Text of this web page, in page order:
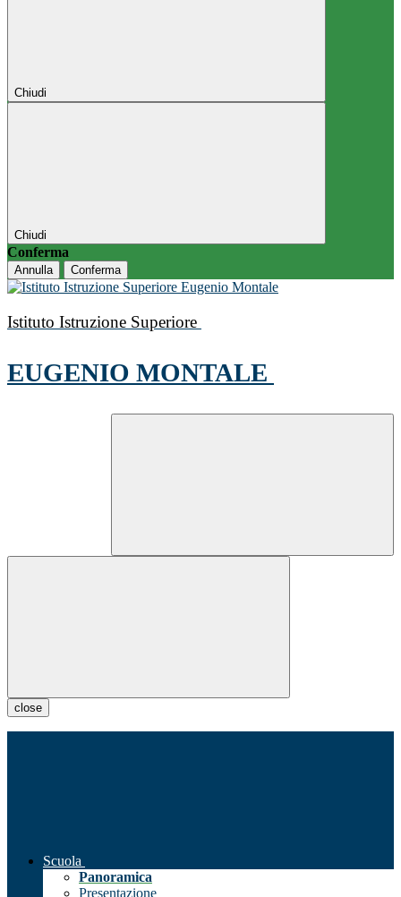
Chiudi
Chiudi
Conferma
Annulla Conferma
Istituto Istruzione Superiore
EUGENIO MONTALE
close
Scuola
Panoramica
Presentazione